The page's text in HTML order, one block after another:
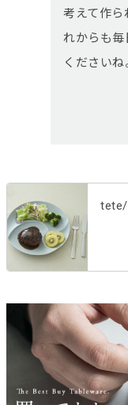
考えて作ら
れからも毎
くださいね
tete/